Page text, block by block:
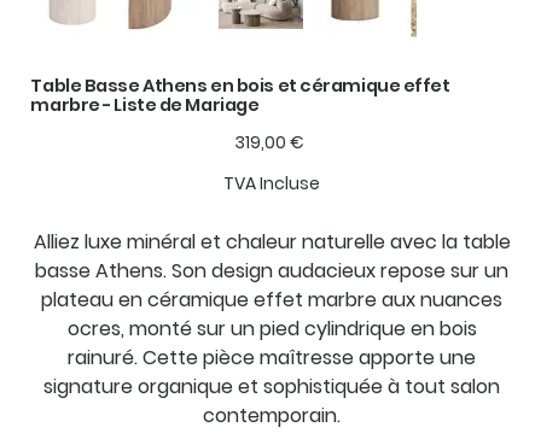
Table Basse Athens en bois et céramique effet
marbre - Liste de Mariage
Prix
319,00 €
TVA Incluse
Alliez luxe minéral et chaleur naturelle avec la table
basse Athens. Son design audacieux repose sur un
plateau en céramique effet marbre aux nuances
ocres, monté sur un pied cylindrique en bois
rainuré. Cette pièce maîtresse apporte une
signature organique et sophistiquée à tout salon
contemporain.